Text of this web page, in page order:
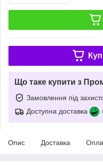
Що таке купити з
Замовлення під
Доступна доставка
Опис Доставка